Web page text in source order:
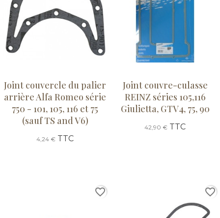
Joint couvercle du palier
arrière Alfa Romeo série
750 - 101, 105, 116 et 75
(sauf TS and V6)
4,24 € TTC
Joint couvre-culasse
REINZ séries 105,116
Giulietta, GTV4, 75, 90
42,90 € TTC
favorite_border favorite_border